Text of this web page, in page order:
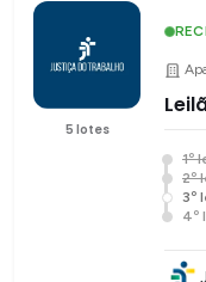
5 lotes
1º
2º
3º
4º